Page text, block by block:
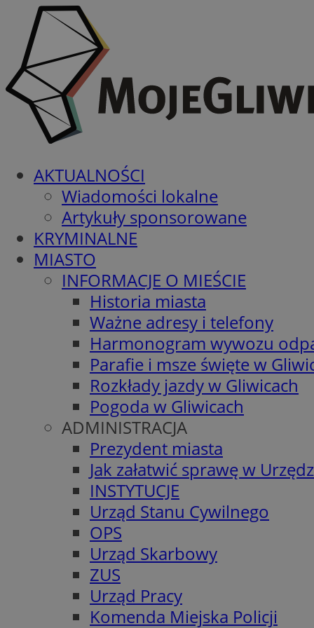
AKTUALNOŚCI
Wiadomości lokalne
Artykuły sponsorowane
KRYMINALNE
MIASTO
INFORMACJE O MIEŚCIE
Historia miasta
Ważne adresy i telefony
Harmonogram wywozu
Parafie i msze święte w
Rozkłady jazdy w Gliwicach
Pogoda w Gliwicach
ADMINISTRACJA
Prezydent miasta
Jak załatwić sprawę w
INSTYTUCJE
Urząd Stanu Cywilnego
OPS
Urząd Skarbowy
ZUS
Urząd Pracy
Komenda Miejska Policji